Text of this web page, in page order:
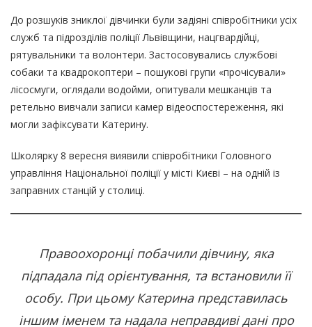
До розшуків зниклої дівчинки були задіяні співробітники усіх
служб та підрозділів поліції Львівщини, нацгвардійці,
рятувальники та волонтери. Застосовувались службові
собаки та квадрокоптери – пошукові групи «прочісували»
лісосмуги, оглядали водойми, опитували мешканців та
ретельно вивчали записи камер відеоспостереження, які
могли зафіксувати Катерину.
Школярку 8 вересня виявили співробітники Головного
управління Національної поліції у місті Києві – на одній із
заправних станцій у столиці.
Правоохоронці побачили дівчину, яка
підпадала під орієнтування, та встановили її
особу. При цьому Катерина представилась
іншим іменем та надала неправдиві дані про